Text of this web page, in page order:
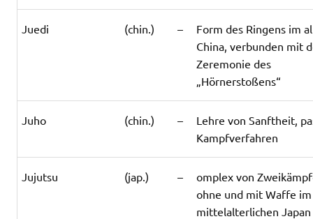
Juedi (chin.) –
Form des Ringens im
China, verbunden mit
Zeremonie des
„Hörnerstoßens“
Juho (chin.) –
Lehre von Sanftheit,
Kampfverfahren
Jujutsu (jap.) –
omplex von
ohne und mit Waffe im
mittelalterlichen Japan